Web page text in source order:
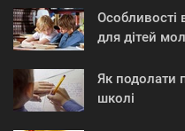
Особливості
для дітей
Як подолати
школі